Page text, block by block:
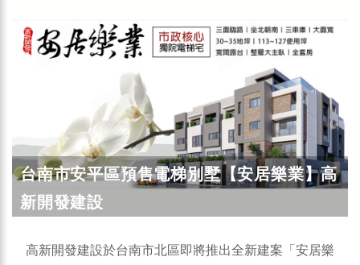
台南市安平區預售電梯別墅【安居樂業】高
新開發建設
高新開發建設於台南市北區即將推出全新建案「安居樂